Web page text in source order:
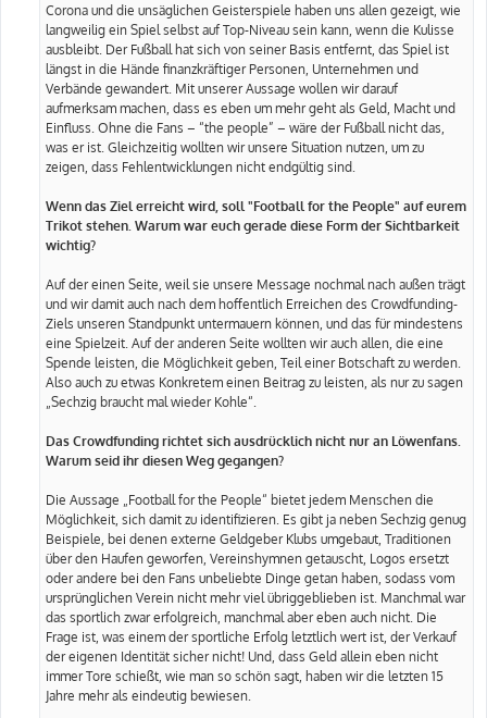
Corona und die unsäglichen Geisterspiele haben uns allen gezeigt, wie
langweilig ein Spiel selbst auf Top-Niveau sein kann, wenn die Kulisse
ausbleibt. Der Fußball hat sich von seiner Basis entfernt, das Spiel ist
längst in die Hände finanzkräftiger Personen, Unternehmen und
Verbände gewandert. Mit unserer Aussage wollen wir darauf
aufmerksam machen, dass es eben um mehr geht als Geld, Macht und
Einfluss. Ohne die Fans – “the people” – wäre der Fußball nicht das,
was er ist. Gleichzeitig wollten wir unsere Situation nutzen, um zu
zeigen, dass Fehlentwicklungen nicht endgültig sind.
Wenn das Ziel erreicht wird, soll "Football for the People" auf eurem
Trikot stehen. Warum war euch gerade diese Form der Sichtbarkeit
wichtig?
Auf der einen Seite, weil sie unsere Message nochmal nach außen trägt
und wir damit auch nach dem hoffentlich Erreichen des Crowdfunding-
Ziels unseren Standpunkt untermauern können, und das für mindestens
eine Spielzeit. Auf der anderen Seite wollten wir auch allen, die eine
Spende leisten, die Möglichkeit geben, Teil einer Botschaft zu werden.
Also auch zu etwas Konkretem einen Beitrag zu leisten, als nur zu sagen
„Sechzig braucht mal wieder Kohle“.
Das Crowdfunding richtet sich ausdrücklich nicht nur an Löwenfans.
Warum seid ihr diesen Weg gegangen?
Die Aussage „Football for the People“ bietet jedem Menschen die
Möglichkeit, sich damit zu identifizieren. Es gibt ja neben Sechzig genug
Beispiele, bei denen externe Geldgeber Klubs umgebaut, Traditionen
über den Haufen geworfen, Vereinshymnen getauscht, Logos ersetzt
oder andere bei den Fans unbeliebte Dinge getan haben, sodass vom
ursprünglichen Verein nicht mehr viel übriggeblieben ist. Manchmal war
das sportlich zwar erfolgreich, manchmal aber eben auch nicht. Die
Frage ist, was einem der sportliche Erfolg letztlich wert ist, der Verkauf
der eigenen Identität sicher nicht! Und, dass Geld allein eben nicht
immer Tore schießt, wie man so schön sagt, haben wir die letzten 15
Jahre mehr als eindeutig bewiesen.